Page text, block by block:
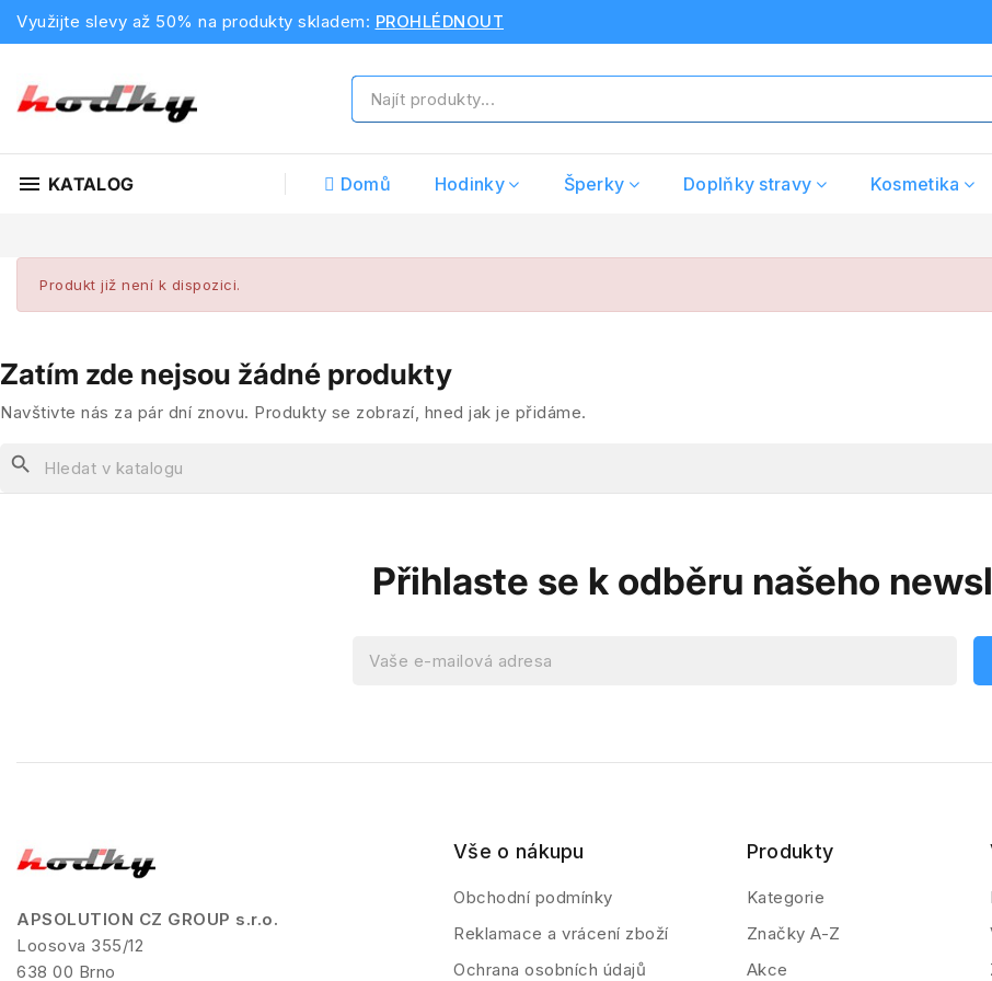
Využijte slevy až 50% na produkty skladem: PROHLÉDNOUT
menu KATALOG Domů Hodinky Šperky Doplňky stravy Kosmetika
Produkt již není k dispozici.
Zatím zde nejsou žádné produkty
Navštivte nás za pár dní znovu. Produkty se zobrazí, hned jak je přidáme.
search
Přihlaste se k odběru našeho
APSOLUTION CZ GROUP s.r.o.
Loosova 355/12
638 00 Brno
Vše o nákupu
Obchodní podmínky
Reklamace a vrácení zboží
Ochrana osobních údajů
Produkty
Kategorie
Značky A-Z
Akce